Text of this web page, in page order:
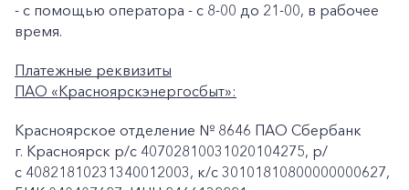
- с помощью оператора - с 8-00 до 21-00, в рабочее
время.
Платежные реквизиты
ПАО «Красноярскэнергосбыт»:
Красноярское отделение № 8646 ПАО Сбербанк
г. Красноярск p/c 40702810031020104275, р/
с 40821810231340012003, к/c 30101810800000000627,